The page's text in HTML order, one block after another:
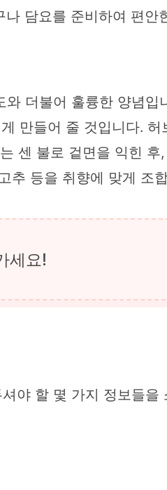
담요를 준비하여 편
더불어 훌륭한 양념
만들어 줄 것입니다.
센 불로 겉면을 익힌
추 등을 취향에 맞게 조
세요!
야 할 몇 가지 정보들